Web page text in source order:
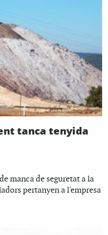
tanca tenyida
manca de seguretat a la
pertanyen a l'empresa